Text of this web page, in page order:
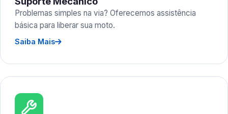
Problemas simples na via? Oferecemos assistência
básica para liberar sua moto.
Saiba Mais